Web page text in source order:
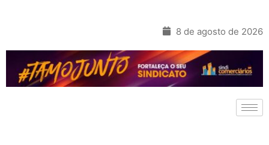
8 de agosto de 2026